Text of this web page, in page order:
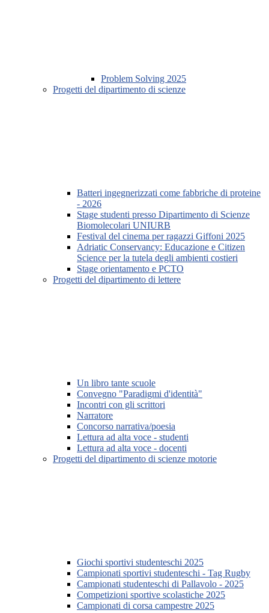
Problem Solving 2025
Progetti del dipartimento di scienze
Batteri ingegnerizzati come fabbriche di proteine
- 2026
Stage studenti presso Dipartimento di Scienze
Biomolecolari UNIURB
Festival del cinema per ragazzi Giffoni 2025
Adriatic Conservancy: Educazione e Citizen
Science per la tutela degli ambienti costieri
Stage orientamento e PCTO
Progetti del dipartimento di lettere
Un libro tante scuole
Convegno "Paradigmi d'identità"
Incontri con gli scrittori
Narratore
Concorso narrativa/poesia
Lettura ad alta voce - studenti
Lettura ad alta voce - docenti
Progetti del dipartimento di scienze motorie
Giochi sportivi studenteschi 2025
Campionati sportivi studenteschi - Tag Rugby
Campionati studenteschi di Pallavolo - 2025
Competizioni sportive scolastiche 2025
Campionati di corsa campestre 2025